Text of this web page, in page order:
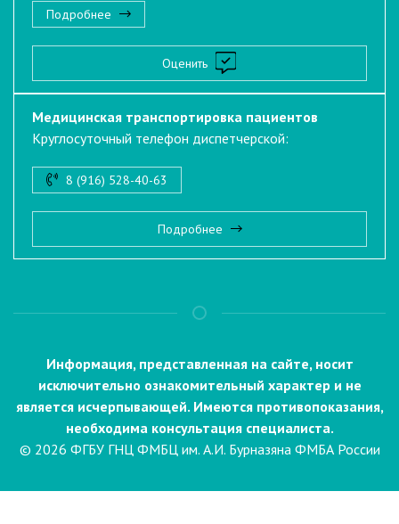
Подробнее
Оценить
Медицинская транспортировка пациентов
Круглосуточный телефон диспетчерской:
8 (916) 528-40-63
Подробнее
Информация, представленная на сайте, носит
исключительно ознакомительный характер и не
является исчерпывающей. Имеются противопоказания,
необходима консультация специалиста.
© 2026 ФГБУ ГНЦ ФМБЦ им. А.И. Бурназяна ФМБА России